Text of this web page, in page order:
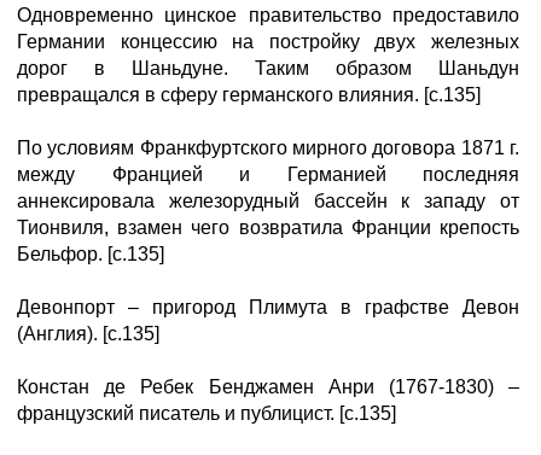
Одновременно цинское правительство предоставило
Германии концессию на постройку двух железных
дорог в Шаньдуне. Таким образом Шаньдун
превращался в сферу германского влияния. [с.135]
По условиям Франкфуртского мирного договора 1871 г.
между Францией и Германией последняя
аннексировала железорудный бассейн к западу от
Тионвиля, взамен чего возвратила Франции крепость
Бельфор. [с.135]
Девонпорт – пригород Плимута в графстве Девон
(Англия). [с.135]
Констан де Ребек Бенджамен Анри (1767-1830) –
французский писатель и публицист. [с.135]